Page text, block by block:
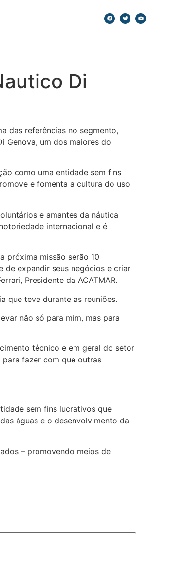
Di
das referências no segmento,
Genova, um dos maiores do
como uma entidade sem fins
e fomenta a cultura do uso
e amantes da náutica
internacional e é
próxima missão serão 10
de expandir seus negócios e criar
Presidente da ACATMAR.
que teve durante as reuniões.
não só para mim, mas para
técnico e em geral do setor
para fazer com que outras
sem fins lucrativos que
águas e o desenvolvimento da
– promovendo meios de